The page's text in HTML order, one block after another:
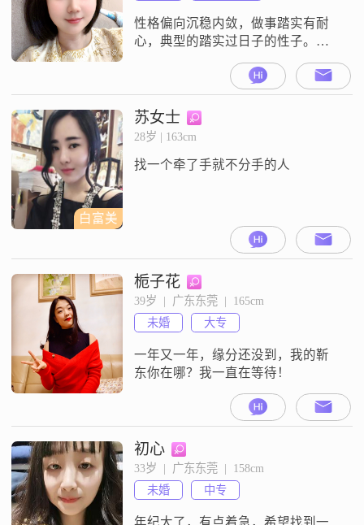
性格偏向沉稳内敛，做事踏实有耐
心，典型的踏实过日子的性子。平
得包容与体谅。生活里简单知足，
喜欢安稳的日常，闲暇时会打理生
活、看看风景，享受平淡里的小美
好。对待感情专一认真，向往细水
位三观相合、心地善良的伴侣。希
白富美
苏女士
28岁 | 163cm
找一个牵了手就不分手的人
栀子花
39岁  |  广东东莞  |  165cm
未婚
大专
一年又一年，缘分还没到，我的靳
东你在哪？我一直在等待！
初心
33岁  |  广东东莞  |  158cm
未婚
中专
年纪大了，有点着急，希望找到一